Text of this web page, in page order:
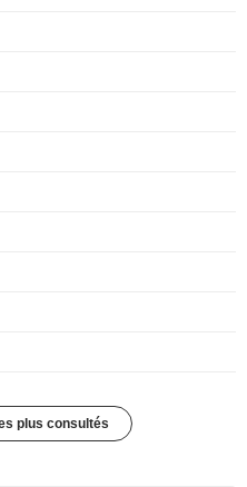
plus consultés